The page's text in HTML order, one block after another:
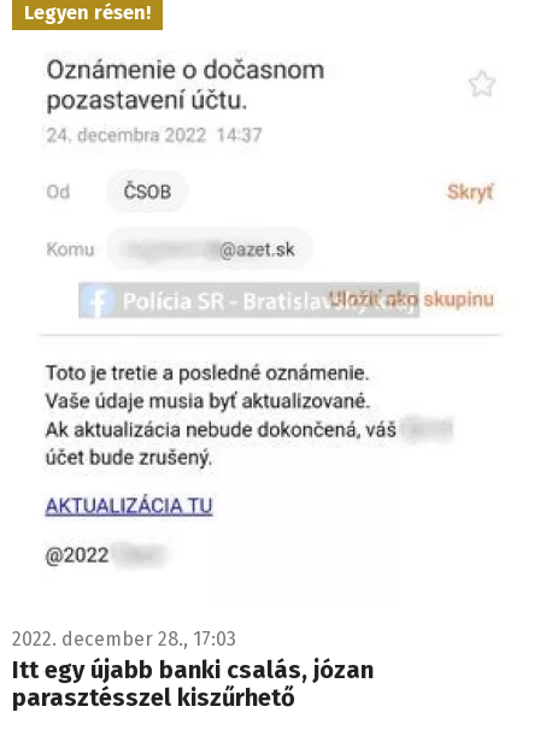
Legyen résen!
2022. december 28., 17:03
Itt egy újabb banki csalás, józan
parasztésszel kiszűrhető